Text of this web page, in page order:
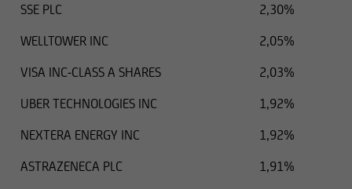
SSE PLC
2,30%
WELLTOWER INC
2,05%
VISA INC-CLASS A SHARES
2,03%
UBER TECHNOLOGIES INC
1,92%
NEXTERA ENERGY INC
1,92%
ASTRAZENECA PLC
1,91%